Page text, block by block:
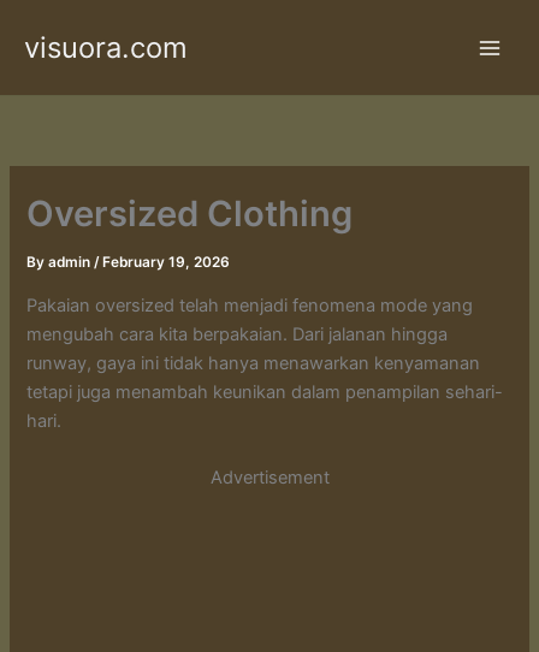
visuora.com
Oversized Clothing
Byadmin/ February 19, 2026
Pakaian oversized telah menjadi fenomena mode yang
mengubah cara kita berpakaian. Dari jalanan hingga
runway, gaya ini tidak hanya menawarkan kenyamanan
tetapi juga menambah keunikan dalam penampilan sehari-
hari.
Advertisement